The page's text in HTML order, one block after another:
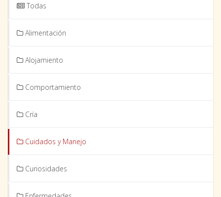
Todas
Alimentación
Alojamiento
Comportamiento
Cría
Cuidados y Manejo
Curiosidades